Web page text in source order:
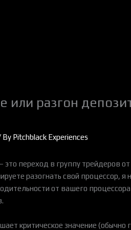
или разгон
By Pitchblack Experiences
это переход в группу
разогнать свой
от вашего
критическое значение